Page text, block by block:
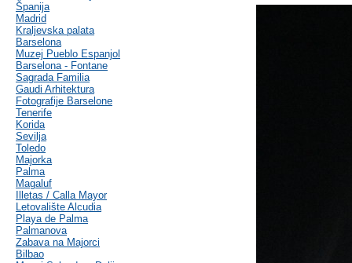
Španija
Madrid
Kraljevska palata
Barselona
Muzej Pueblo Espanjol
Barselona - Fontane
Sagrada Familia
Gaudi Arhitektura
Fotografije Barselone
Tenerife
Korida
Sevilja
Toledo
Majorka
Palma
Magaluf
Illetas / Calla Mayor
Letovalište Alcudia
Playa de Palma
Palmanova
Zabava na Majorci
Bilbao